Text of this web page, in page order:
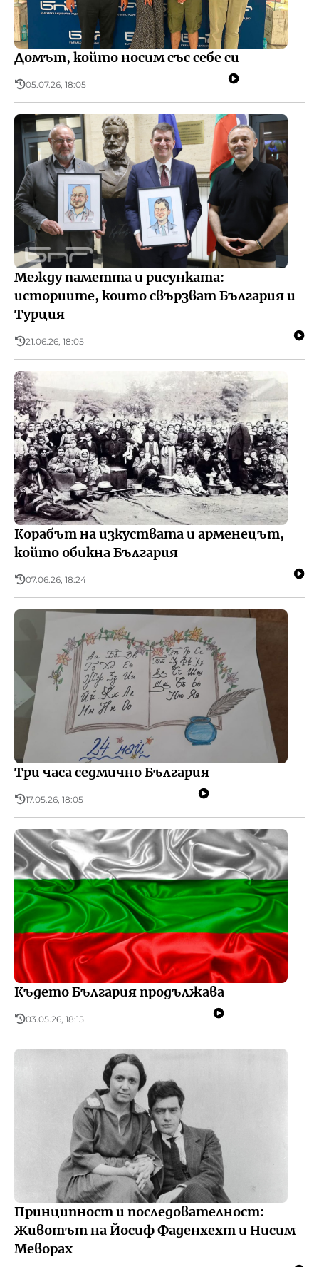
Домът, който носим със себе си
05.07.26, 18:05
Между паметта и рисунката:
историите, които свързват България и
Турция
21.06.26, 18:05
Корабът на изкуствата и арменецът,
който обикна България
07.06.26, 18:24
Три часа седмично България
17.05.26, 18:05
Където България продължава
03.05.26, 18:15
Принципност и последователност:
Животът на Йосиф Фаденхехт и Нисим
Меворах